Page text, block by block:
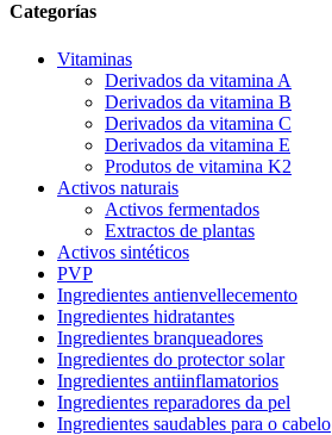
Categorías
Vitaminas
Derivados da vitamina A
Derivados da vitamina B
Derivados da vitamina C
Derivados da vitamina E
Produtos de vitamina K2
Activos naturais
Activos fermentados
Extractos de plantas
Activos sintéticos
PVP
Ingredientes antienvellecemento
Ingredientes hidratantes
Ingredientes branqueadores
Ingredientes do protector solar
Ingredientes antiinflamatorios
Ingredientes reparadores da pel
Ingredientes saudables para o cabelo